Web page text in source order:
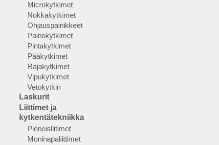
Microkytkimet
Nokkakytkimet
Ohjauspainikkeet
Painokytkimet
Pintakytkimet
Pääkytkimet
Rajakytkimet
Vipukytkimet
Vetokytkin
Laskurit
Liittimet ja
kytkentätekniikka
Pienoisliitimet
Moninapaliittimet